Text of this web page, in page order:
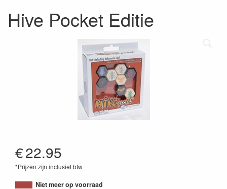
Hive Pocket Editie
€22.95
*Prijzen zijn inclusief btw
8717953155481
Niet meer op voorraad